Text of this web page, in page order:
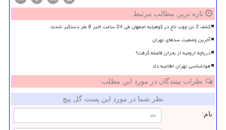
تازه ترین مطالب مرتبط
کشف 2 تن چوب تاغ در کوهپایه اصفهان طی 24 ساعت اخیر 8 نفر دستگیر شدند
آخرین وضعیت سدهای تهران
دریاچه ارومیه از بحران فاصله گرفت؟
هواشناسی تهران اطلاعیه داد
نظرات بینندگان در مورد این مطلب
نظر شما در مورد این پست گل پیچ
نام: